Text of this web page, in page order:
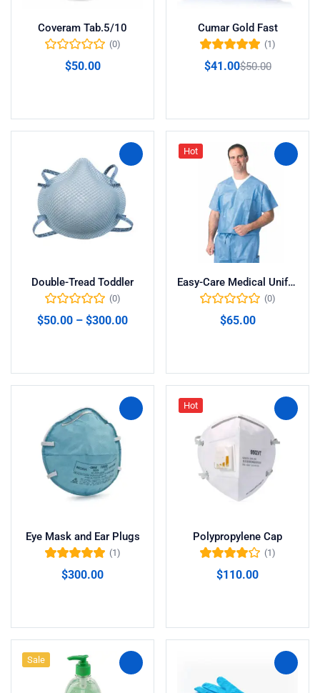
Coveram Tab.5/10
(0)
$50.00
Cumar Gold Fast
5.00de 5
(1)
$41.00$50.00
Double-Tread Toddler
(0)
$50.00 – $300.00
Hot
Easy-Care Medical Uniforms
(0)
$65.00
Eye Mask and Ear Plugs
de 5
(1)
$300.00
Hot
Polypropylene Cap
de 5
(1)
$110.00
Sale